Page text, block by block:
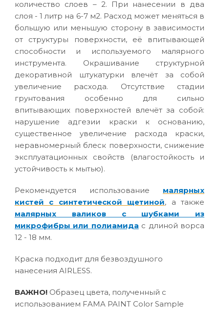
количество слоев – 2. При нанесении в два
слоя - 1 литр на 6-7 м2. Расход может меняться в
большую или меньшую сторону в зависимости
от структуры поверхности, её впитывающей
способности и используемого малярного
инструмента. Окрашивание структурной
декоративной штукатурки влечёт за собой
увеличение расхода. Отсутствие стадии
грунтования особенно для сильно
впитывающих поверхностей влечёт за собой:
нарушение адгезии краски к основанию,
существенное увеличение расхода краски,
неравномерный блеск поверхности, снижение
эксплуатационных свойств (влагостойкость и
устойчивость к мытью).
Рекомендуется использование малярных
кистей с синтетической щетиной, а также
малярных валиков с шубками из
микрофибры или полиамида с длиной ворса
12 - 18 мм.
Краска подходит для безвоздушного
нанесения AIRLESS.
ВАЖНО! Образец цвета, полученный с
использованием FAMA PAINT Color Sample